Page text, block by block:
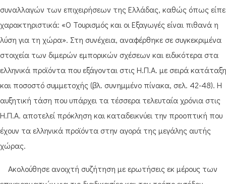
συναλλαγών των επιχειρήσεων της Ελλάδας, καθώς όπως είπε
χαρακτηριστικά: «Ο Τουρισμός και οι Εξαγωγές είναι πιθανά η
λύση για τη χώρα». Στη συνέχεια, αναφέρθηκε σε συγκεκριμένα
στοιχεία των διμερών εμπορικών σχέσεων και ειδικότερα στα
ελληνικά προϊόντα που εξάγονται στις Η.Π.Α. με σειρά
και ποσοστό συμμετοχής (βλ. συνημμένο πίνακα, σελ. 42-48). Η
αυξητική τάση που υπάρχει τα τέσσερα τελευταία χρόνια στις
Η.Π.Α. αποτελεί πρόκληση και καταδεικνύει την προοπτική που
έχουν τα ελληνικά προϊόντα στην αγορά της μεγάλης αυτής
χώρας.
Ακολούθησε ανοιχτή συζήτηση με ερωτήσεις εκ μέρους των